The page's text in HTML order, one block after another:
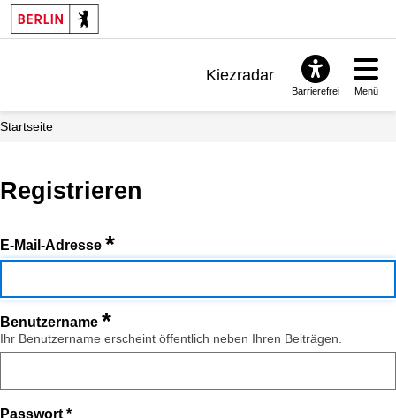
Kiezradar
Barrierefrei Menü
Startseite
Registrieren
E-Mail-Adresse *
Benutzername *
Ihr Benutzername erscheint öffentlich neben Ihren Beiträgen.
Passwort *